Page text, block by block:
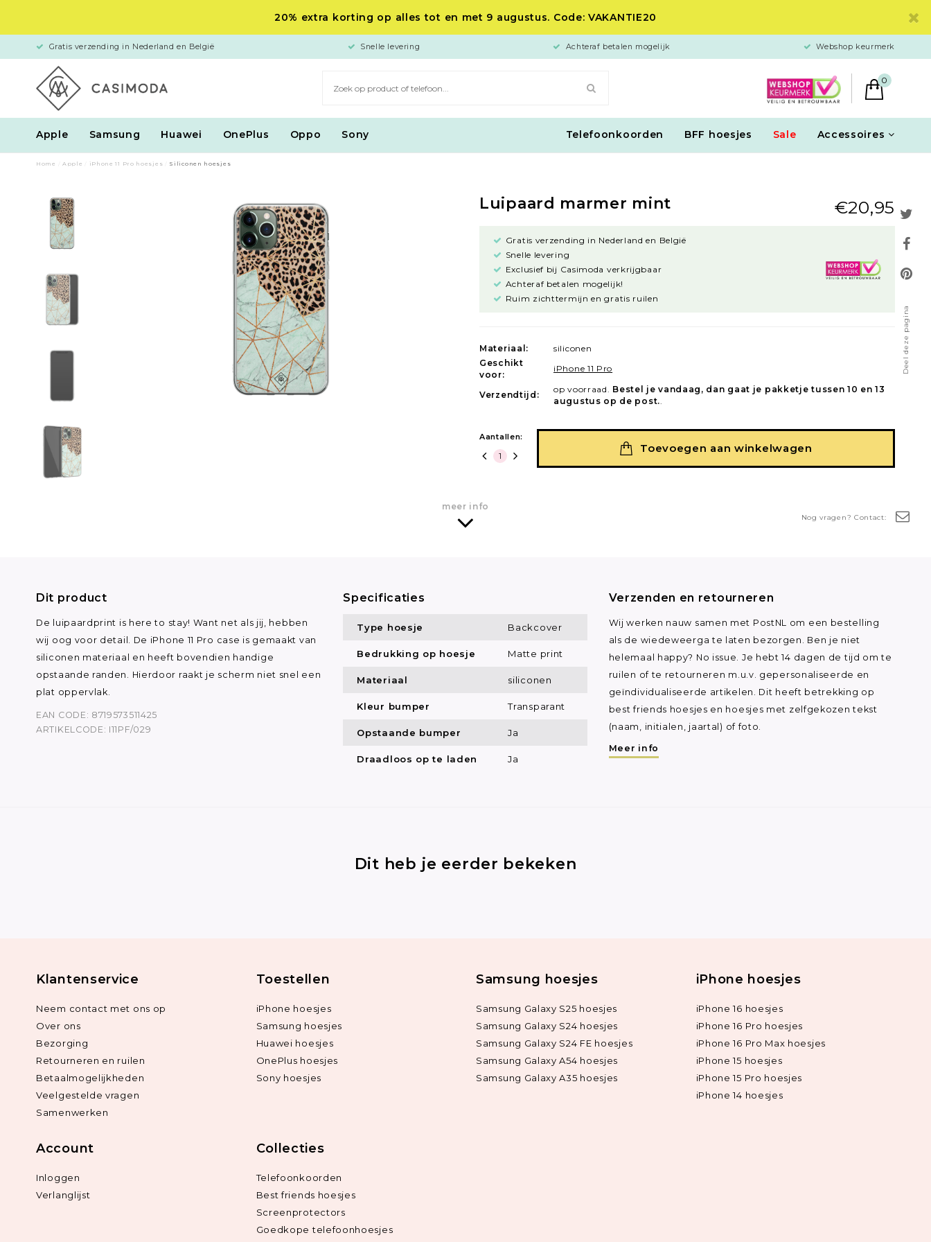
20% extra korting op alles tot en met 9 augustus. Code: VAKANTIE20
Gratis verzending in Nederland en België Snelle levering Achteraf betalen mogelijk Webshop keurmerk
0
Apple Samsung Huawei OnePlus Oppo Sony Telefoonkoorden BFF hoesjes Sale Accessoires
Deel deze pagina
Nog vragen? Contact:
Home Apple iPhone 11 Pro hoesjes Siliconen hoesjes
Luipaard marmer mint €20,95
Gratis verzending in Nederland en België
Snelle levering
Exclusief bij Casimoda verkrijgbaar
Achteraf betalen mogelijk!
Ruim zichttermijn en gratis ruilen
Materiaal:
siliconen
Geschikt
voor:
iPhone 11 Pro
Verzendtijd:
op voorraad. Bestel je vandaag, dan gaat je pakketje tussen 10 en 13
augustus op de post.
Aantallen:
Toevoegen aan winkelwagen
meer info
Dit product
De luipaardprint is here to stay! Want net als jij, hebben
wij oog voor detail. De iPhone 11 Pro case is gemaakt van
siliconen materiaal en heeft bovendien handige
opstaande randen. Hierdoor raakt je scherm niet snel een
plat oppervlak.
EAN CODE: 8719573511425
ARTIKELCODE: I11PF/029
Specificaties
Type hoesje Backcover
Bedrukking op hoesje Matte print
Materiaal siliconen
Kleur bumper Transparant
Opstaande bumper Ja
Draadloos op te laden Ja
Verzenden en retourneren
Wij werken nauw samen met PostNL om een bestelling
als de wiedeweerga te laten bezorgen. Ben je niet
helemaal happy? No issue. Je hebt 14 dagen de tijd om te
ruilen of te retourneren m.u.v. gepersonaliseerde en
geïndividualiseerde artikelen. Dit heeft betrekking op
best friends hoesjes en hoesjes met zelfgekozen tekst
(naam, initialen, jaartal) of foto.
Meer info
Dit heb je eerder bekeken
Klantenservice
Neem contact met ons op
Over ons
Bezorging
Retourneren en ruilen
Betaalmogelijkheden
Veelgestelde vragen
Samenwerken
Toestellen
iPhone hoesjes
Samsung hoesjes
Huawei hoesjes
OnePlus hoesjes
Sony hoesjes
Samsung hoesjes
Samsung Galaxy S25 hoesjes
Samsung Galaxy S24 hoesjes
Samsung Galaxy S24 FE hoesjes
Samsung Galaxy A54 hoesjes
Samsung Galaxy A35 hoesjes
iPhone hoesjes
iPhone 16 hoesjes
iPhone 16 Pro hoesjes
iPhone 16 Pro Max hoesjes
iPhone 15 hoesjes
iPhone 15 Pro hoesjes
iPhone 14 hoesjes
Account
Inloggen
Verlanglijst
Collecties
Telefoonkoorden
Best friends hoesjes
Screenprotectors
Goedkope telefoonhoesjes